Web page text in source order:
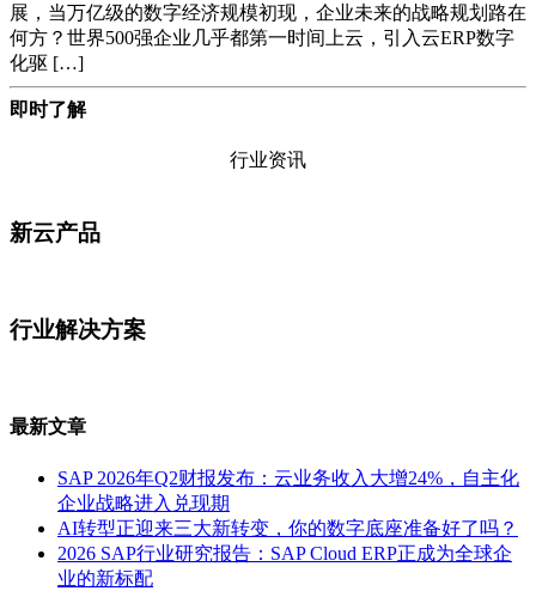
展，当万亿级的数字经济规模初现，企业未来的战略规划路在
何方？世界500强企业几乎都第一时间上云，引入云ERP数字
化驱 […]
即时了解
行业资讯
新云产品
行业解决方案
最新文章
SAP 2026年Q2财报发布：云业务收入大增24%，自主化
企业战略进入兑现期
AI转型正迎来三大新转变，你的数字底座准备好了吗？
2026 SAP行业研究报告：SAP Cloud ERP正成为全球企
业的新标配